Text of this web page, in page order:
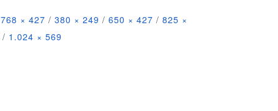
768 × 427 / 380 × 249 / 650 × 427 / 825 ×
/ 1.024 × 569